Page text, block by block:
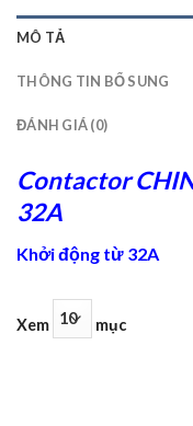
MÔ TẢ
THÔNG TIN BỔ SUNG
ĐÁNH GIÁ (0)
Contactor
32A
Khởi động từ 32A
Xem mục